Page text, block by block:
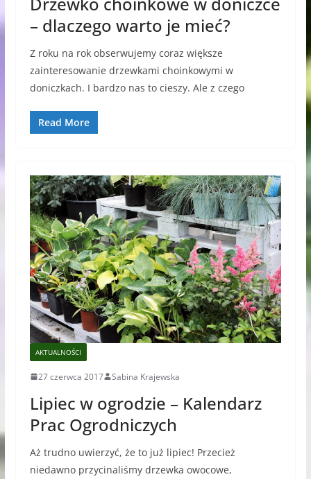
– dlaczego warto je mieć?
Z roku na rok obserwujemy coraz większe
zainteresowanie drzewkami choinkowymi w
doniczkach. I bardzo nas to cieszy. Ale z czego
Read More
AKTUALNOŚCI
27 czerwca 2017 Sabina Krajewska
Lipiec w ogrodzie – Kalendarz
Prac Ogrodniczych
Aż trudno uwierzyć, że to już lipiec! Przecież
niedawno przycinaliśmy drzewka owocowe,